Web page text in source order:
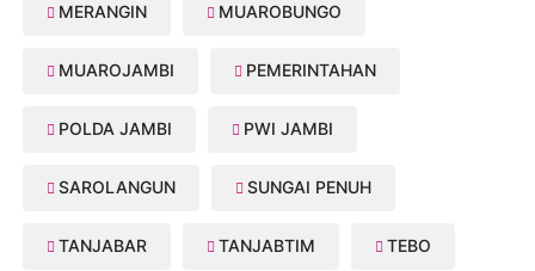
MERANGIN MUAROBUNGO
MUAROJAMBI PEMERINTAHAN
POLDA JAMBI PWI JAMBI
SAROLANGUN SUNGAI PENUH
TANJABAR TANJABTIM TEBO